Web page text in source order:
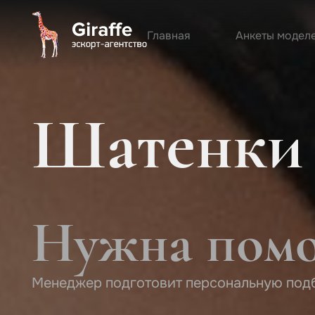
Главная Анкеты
Шатенки
Нужна
Менеджер подготовит персональную